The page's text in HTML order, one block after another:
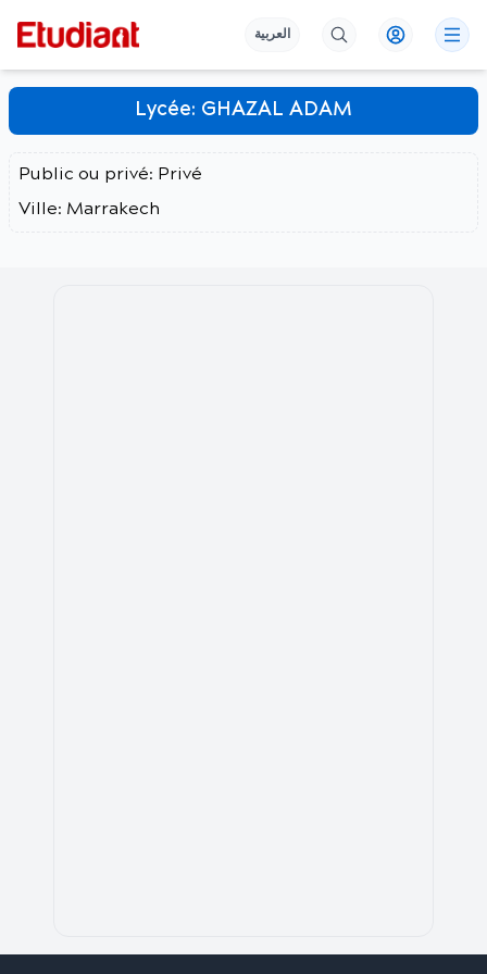
العربية
Lycée: GHAZAL ADAM
Public ou privé: Privé
Ville: Marrakech